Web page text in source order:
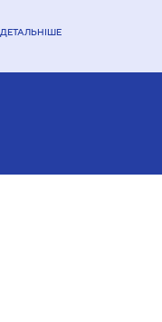
ДЕТАЛЬНІШЕ